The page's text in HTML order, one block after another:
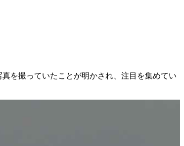
を撮っていたことが明かされ、注目を集めてい